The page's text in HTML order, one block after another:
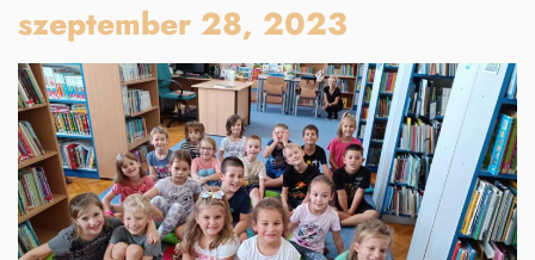
szeptember 28, 2023